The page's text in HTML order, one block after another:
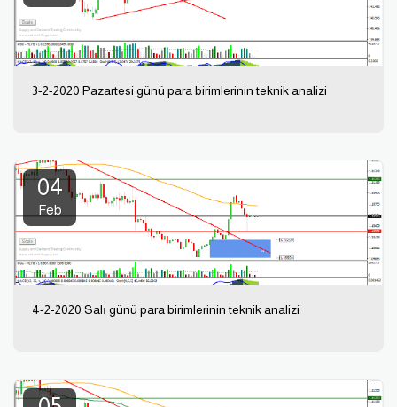
3-2-2020 Pazartesi günü para birimlerinin teknik analizi
04
Feb
4-2-2020 Salı günü para birimlerinin teknik analizi